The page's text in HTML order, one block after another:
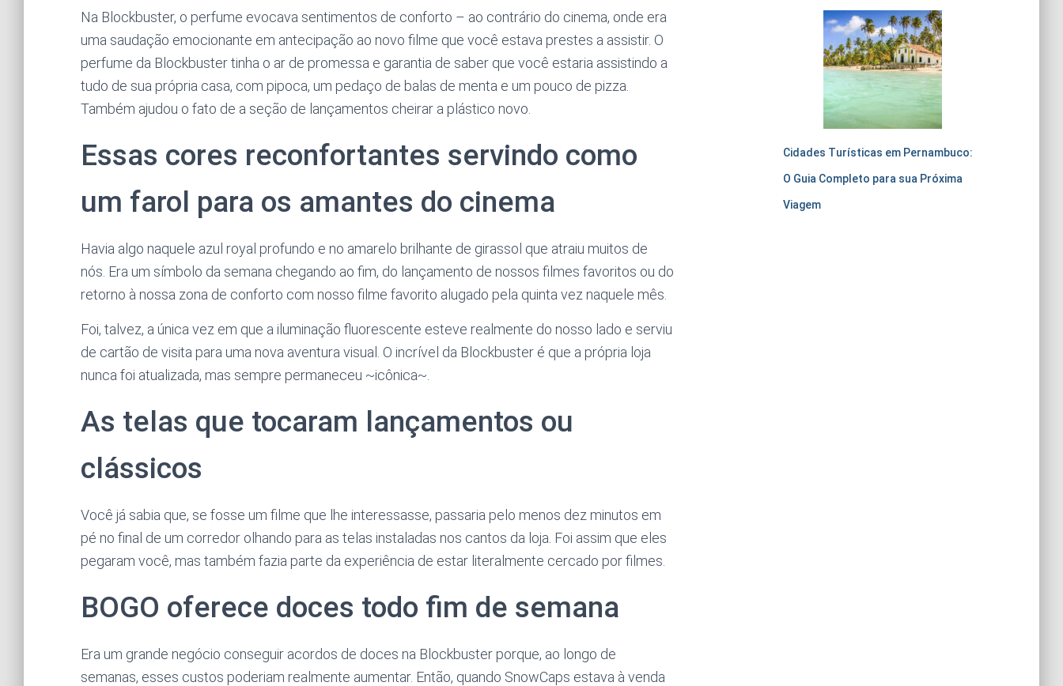
Na Blockbuster, o perfume evocava sentimentos de conforto – ao contrário do cinema, onde era
uma saudação emocionante em antecipação ao novo filme que você estava prestes a assistir. O
perfume da Blockbuster tinha o ar de promessa e garantia de saber que você estaria assistindo a
tudo de sua própria casa, com pipoca, um pedaço de balas de menta e um pouco de pizza.
Também ajudou o fato de a seção de lançamentos cheirar a plástico novo.
Essas cores reconfortantes servindo como
um farol para os amantes do cinema
Havia algo naquele azul royal profundo e no amarelo brilhante de girassol que atraiu muitos de
nós. Era um símbolo da semana chegando ao fim, do lançamento de nossos filmes favoritos ou do
retorno à nossa zona de conforto com nosso filme favorito alugado pela quinta vez naquele mês.
Foi, talvez, a única vez em que a iluminação fluorescente esteve realmente do nosso lado e serviu
de cartão de visita para uma nova aventura visual. O incrível da Blockbuster é que a própria loja
nunca foi atualizada, mas sempre permaneceu ~icônica~.
As telas que tocaram lançamentos ou
clássicos
Você já sabia que, se fosse um filme que lhe interessasse, passaria pelo menos dez minutos em
pé no final de um corredor olhando para as telas instaladas nos cantos da loja. Foi assim que eles
pegaram você, mas também fazia parte da experiência de estar literalmente cercado por filmes.
BOGO oferece doces todo fim de semana
Era um grande negócio conseguir acordos de doces na Blockbuster porque, ao longo de
semanas, esses custos poderiam realmente aumentar. Então, quando SnowCaps estava à venda
Cidades Turísticas em Pernambuco:
O Guia Completo para sua Próxima
Viagem